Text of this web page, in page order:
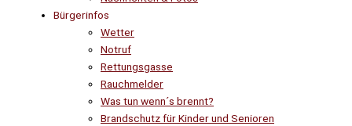
Bürgerinfos
Wetter
Notruf
Rettungsgasse
Rauchmelder
Was tun wenn´s brennt?
Brandschutz für Kinder und Senioren